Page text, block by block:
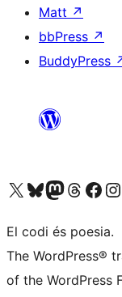
Matt ↗
bbPress ↗
BuddyPress
Visiteu el nostre compte X (abans Twitter)
Visiteu el nostre compte de Bluesky
Visiteu el nostre compte al
Visiteu el nostre compte
Visiteu la
El codi és poesia.
The WordPress®
of the WordPress